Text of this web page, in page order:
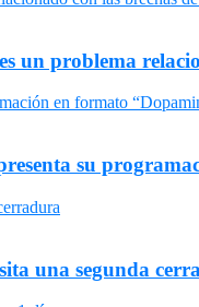
un problema
su
una segunda